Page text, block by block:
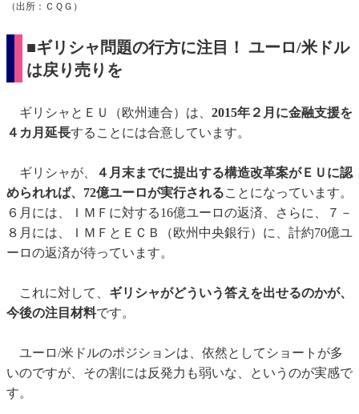
（出所：ＣＱＧ）
■ギリシャ問題の行方に注目！ ユーロ/米ドル
は戻り売りを
ギリシャとＥＵ（欧州連合）は、 2015年２月に金融支援を
４カ月延長することには合意しています。
ギリシャが、
４月末までに提出する構造改革案がＥＵに認
められれば、72億ユーロが実行されることになっています。
６月には、ＩＭＦに対する16億ユーロの返済、さらに、７－
８月には、ＩＭＦとＥＣＢ（欧州中央銀行）に、計約70億ユ
ーロの返済が待っています。
これに対して、 ギリシャがどういう答えを出せるのかが、
今後の注目材料です。
ユーロ/米ドルのポジションは、依然としてショートが多
いのですが、その割には反発力も弱いな、というのが実感で
す。